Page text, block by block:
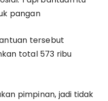
pangan
tersebut
total 573 ribu
pimpinan, jadi tidak